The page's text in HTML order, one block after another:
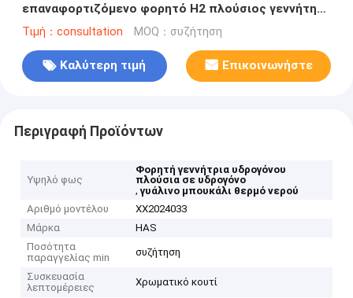
επαναφορτιζόμενο φορητό H2 πλούσιος γεννήτης
υδρογόνου γυάλινο μπουκάλι θερμό νερού
Τιμή：consultation MOQ：συζήτηση
Καλύτερη τιμή Επικοινωνήστε
Περιγραφή Προϊόντων
Υψηλό φως
Φορητή γεννήτρια υδρογόνου
πλούσια σε υδρογόνο
,γυάλινο μπουκάλι θερμό νερού
Αριθμό μοντέλου
ΧΧ2024033
Μάρκα
HAS
Ποσότητα
παραγγελίας min
συζήτηση
Συσκευασία
λεπτομέρειες
Χρωματικό κουτί